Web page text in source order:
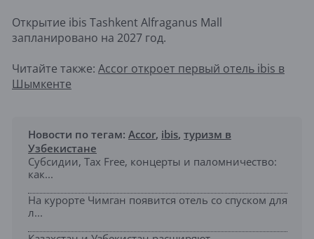
Открытие ibis Tashkent Alfraganus Mall
запланировано на 2027 год.
Читайте также: Accor откроет первый отель ibis в
Шымкенте
Новости по тегам: Accor, ibis, туризм в
Узбекистане
Субсидии, Tax Free, концерты и паломничество:
как...
На курорте Чимган появится отель со спуском для
л...